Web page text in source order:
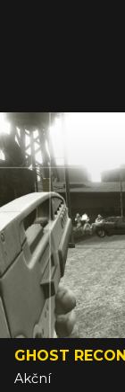
GHOST
Akční